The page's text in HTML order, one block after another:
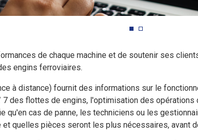
de chaque machine et de soutenir ses
engins ferroviaires.
à distance) fournit des informations sur le
des flottes de engins, l'optimisation des opérations
qu'en cas de panne, les techniciens ou les
quelles pièces seront les plus nécessaires, avant